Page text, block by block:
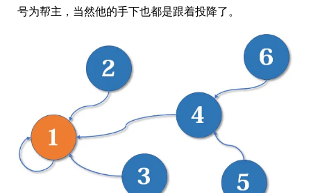
号为帮主，当然他的手下也都是跟着投降了。